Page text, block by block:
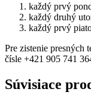
každý prvý
každý druhý
každý prvý
Pre zistenie presných
čísle +421 905 741
Súvisiace